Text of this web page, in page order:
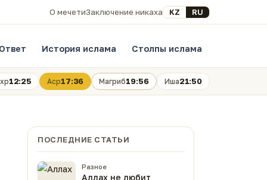
О мечетиЗаключение никахаВыберите язык
KZ RU
История ислама Столпы ислама
12:25 Аср17:36 Магриб19:56 Иша21:50
ПОСЛЕДНИЕ СТАТЬИ
Разное
Аллах не любит